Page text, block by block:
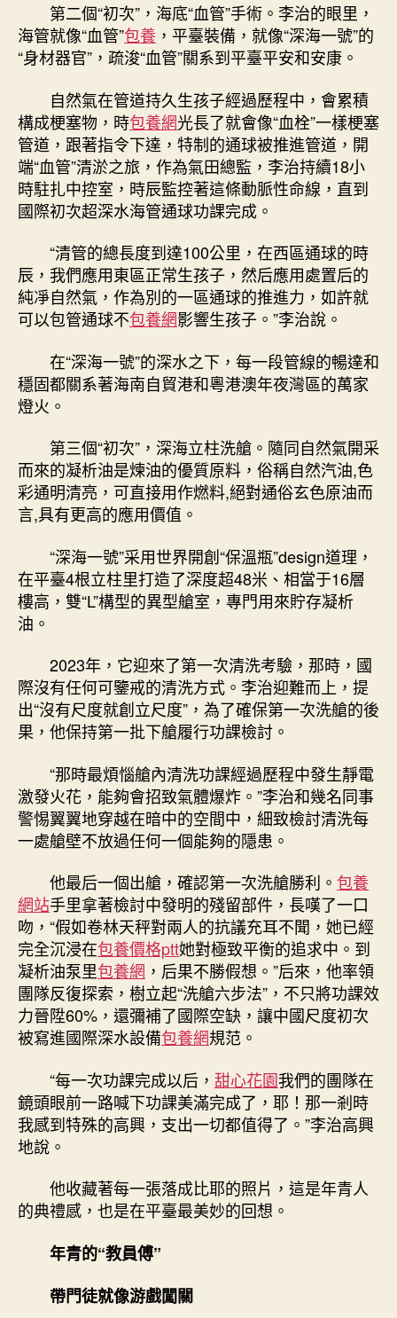
第二個“初次”，海底“血管”手術。李治的眼里，
海管就像“血管”包養 ，平臺裝備，就像“深海一號”的
“身材器官”，疏浚“血管”關系到平臺平安和安康。
自然氣在管道持久生孩子經過歷程中，會累積
構成梗塞物，時包養網光長了就會像“血栓”一樣梗塞
管道，跟著指令下達，特制的通球被推進管道，開
端“血管”清淤之旅，作為氣田總監，李治持續18小
時駐扎中控室，時辰監控著這條動脈性命線，直到
國際初次超深水海管通球功課完成。
“清管的總長度到達100公里，在西區通球的時
辰，我們應用東區正常生孩子，然后應用處置后的
純凈自然氣，作為別的一區通球的推進力，如許就
可以包管通球不包養網影響生孩子。”李治說。
在“深海一號”的深水之下，每一段管線的暢達和
穩固都關系著海南自貿港和粵港澳年夜灣區的萬家
燈火。
第三個“初次”，深海立柱洗艙。隨同自然氣開采
而來的凝析油是煉油的優質原料，俗稱自然汽油,色
彩通明清亮，可直接用作燃料,絕對通俗玄色原油而
言,具有更高的應用價值。
“深海一號”采用世界開創“保溫瓶”design道理，
在平臺4根立柱里打造了深度超48米、相當于16層
樓高，雙“L”構型的異型艙室，專門用來貯存凝析
油。
2023年，它迎來了第一次清洗考驗，那時，國
際沒有任何可鑒戒的清洗方式。李治迎難而上，提
出“沒有尺度就創立尺度”，為了確保第一次洗艙的後
果，他保持第一批下艙履行功課檢討。
“那時最煩惱艙內清洗功課經過歷程中發生靜電
激發火花，能夠會招致氣體爆炸。”李治和幾名同事
警惕翼翼地穿越在暗中的空間中，細致檢討清洗每
一處艙壁不放過任何一個能夠的隱患。
他最后一個出艙，確認第一次洗艙勝利。 包養
網站手里拿著檢討中發明的殘留部件，長嘆了一口
吻，“假如卷林天秤對兩人的抗議充耳不聞，她已經
完全沉浸在包養價格ptt她對極致平衡的追求中。到
凝析油泵里包養網 ，后果不勝假想。”后來，他率領
團隊反復探索，樹立起“洗艙六步法”，不只將功課效
力晉陞60%，還彌補了國際空缺，讓中國尺度初次
被寫進國際深水設備包養網規范。
“每一次功課完成以后， 甜心花園我們的團隊在
鏡頭眼前一路喊下功課美滿完成了，耶！那一剎時
我感到特殊的高興，支出一切都值得了。”李治高興
地說。
他收藏著每一張落成比耶的照片，這是年青人
的典禮感，也是在平臺最美妙的回想。
年青的“教員傅”
帶門徒就像游戲闖關